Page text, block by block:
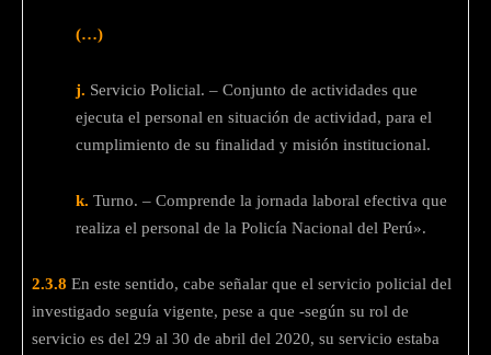
(…)
j. Servicio Policial. – Conjunto de actividades que
ejecuta el personal en situación de actividad, para el
cumplimiento de su finalidad y misión institucional.
k. Turno. – Comprende la jornada laboral efectiva que
realiza el personal de la Policía Nacional del Perú».
2.3.8 En este sentido, cabe señalar que el servicio policial del
investigado seguía vigente, pese a que -según su rol de
servicio es del 29 al 30 de abril del 2020, su servicio estaba